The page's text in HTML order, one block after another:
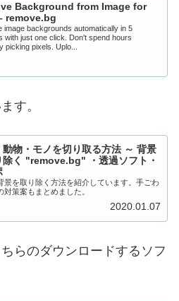
Background from Image for
remove.bg
image backgrounds automatically in 5
with just one click. Don't spend hours
picking pixels. Uplo...
す。
動物・モノを切り取る方法 ～ 背景
除く "remove.bg" ・透過ソフト・
景を取り除く方法を紹介しています。手ごわ
対策案もまとめました。
2020.01.07
らのダウンロードするソフ